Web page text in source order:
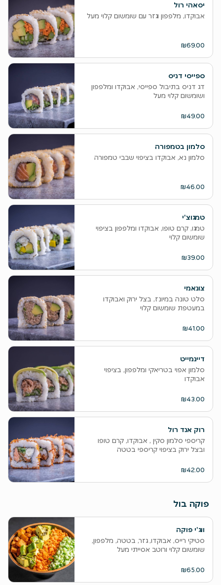
יסאהי רול
אבוקדו, מלפפון וגזר עם שומשום קלוי מעל
₪69.00
ספייסי דניס
דג דניס בתיבול ספייסי, אבוקדו ומלפפון
ושומשום קלוי מעל
₪49.00
סלמון בטמפורה
סלמון נא, אבוקדו בציפוי שבבי טמפורה
₪46.00
טמגוצ'י
טמגו, קרם טופו, אבוקדו ומלפפון בציפוי
שומשום קלוי
₪39.00
צונאמי
סלט טונה במיונז, בצל ירוק ואבוקדו
במעטפת שומשום קלוי
₪41.00
דיינמייט
סלמון אפוי בטריאקי ומלפפון, בציפוי
אבוקדו
₪43.00
רוק אנד רול
קריספי סלמון סקין , אבוקדו, קרם טופו
ובצל ירוק בציפוי קריספי בטטה
₪42.00
פוקה בול
ווג'י פוקה
סטיקי רייס, אבוקדו, גזר, בטטה, מלפפון,
שומשום קלוי ורוטב אסייתי מעל
₪65.00